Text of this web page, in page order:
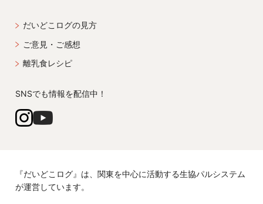
だいどこログの見方
ご意見・ご感想
離乳食レシピ
SNSでも情報を配信中！
『だいどこログ』は、関東を中心に活動する生協パルシステム
が運営しています。